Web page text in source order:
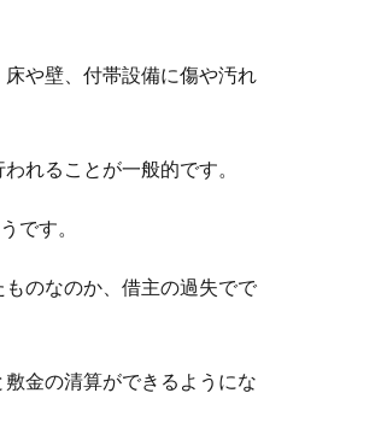
や壁、付帯設備に傷や汚れ
れることが一般的です。
です。
のなのか、借主の過失でで
金の清算ができるようにな